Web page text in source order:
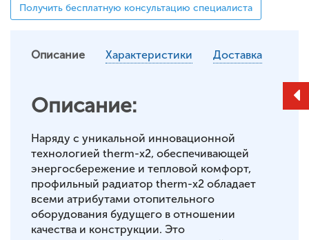
Получить бесплатную консультацию специалиста
Описание Характеристики Доставка
Описание:
Наряду с уникальной инновационной
технологией therm-x2, обеспечивающей
энергосбережение и тепловой комфорт,
профильный радиатор therm-x2 обладает
всеми атрибутами отопительного
оборудования будущего в отношении
качества и конструкции. Это